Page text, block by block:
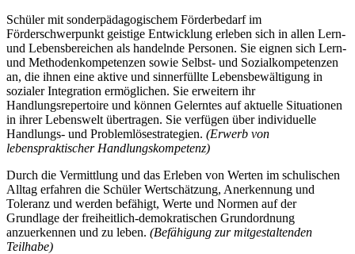
Schüler mit sonderpädagogischem Förderbedarf im
Förderschwerpunkt geistige Entwicklung erleben sich in allen Lern-
und Lebensbereichen als handelnde Personen. Sie eignen sich Lern-
und Methodenkompetenzen sowie Selbst- und Sozialkompetenzen
an, die ihnen eine aktive und sinnerfüllte Lebensbewältigung in
sozialer Integration ermöglichen. Sie erweitern ihr
Handlungsrepertoire und können Gelerntes auf aktuelle Situationen
in ihrer Lebenswelt übertragen. Sie verfügen über individuelle
Handlungs- und Problemlösestrategien. (Erwerb von
lebenspraktischer Handlungskompetenz)
Durch die Vermittlung und das Erleben von Werten im schulischen
Alltag erfahren die Schüler Wertschätzung, Anerkennung und
Toleranz und werden befähigt, Werte und Normen auf der
Grundlage der freiheitlich-demokratischen Grundordnung
anzuerkennen und zu leben. (Befähigung zur mitgestaltenden
Teilhabe)